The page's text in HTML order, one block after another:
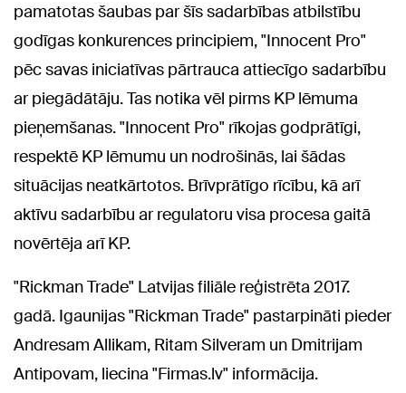
pamatotas šaubas par šīs sadarbības atbilstību
godīgas konkurences principiem, "Innocent Pro"
pēc savas iniciatīvas pārtrauca attiecīgo sadarbību
ar piegādātāju. Tas notika vēl pirms KP lēmuma
pieņemšanas. "Innocent Pro" rīkojas godprātīgi,
respektē KP lēmumu un nodrošinās, lai šādas
situācijas neatkārtotos. Brīvprātīgo rīcību, kā arī
aktīvu sadarbību ar regulatoru visa procesa gaitā
novērtēja arī KP.
"Rickman Trade" Latvijas filiāle reģistrēta 2017.
gadā. Igaunijas "Rickman Trade" pastarpināti pieder
Andresam Allikam, Ritam Silveram un Dmitrijam
Antipovam, liecina "Firmas.lv" informācija.